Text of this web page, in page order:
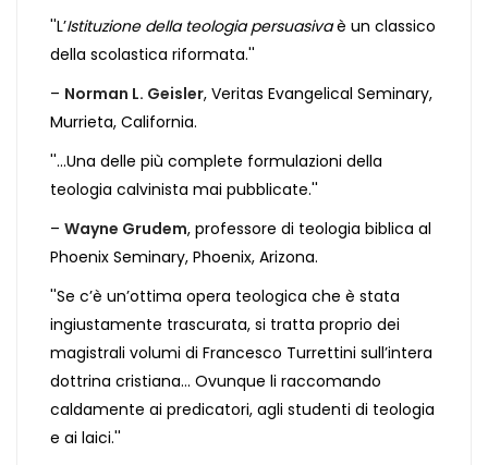
''L’Istituzione della teologia persuasivaè un classico
della scolastica riformata.''
– Norman L. Geisler, Veritas Evangelical Seminary,
Murrieta, California.
''...Una delle più complete formulazioni della
teologia calvinista mai pubblicate.''
– Wayne Grudem, professore di teologia biblica al
Phoenix Seminary, Phoenix, Arizona.
''Se c’è un’ottima opera teologica che è stata
ingiustamente trascurata, si tratta proprio dei
magistrali volumi di Francesco Turrettini sull’intera
dottrina cristiana... Ovunque li raccomando
caldamente ai predicatori, agli studenti di teologia
e ai laici.''